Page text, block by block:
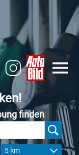
finden
5 km